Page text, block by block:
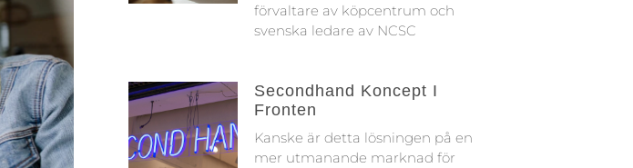
förvaltare av köpcentrum och
svenska ledare av NCSC
Secondhand Koncept I
Fronten
Kanske är detta lösningen på en
mer utmanande marknad för